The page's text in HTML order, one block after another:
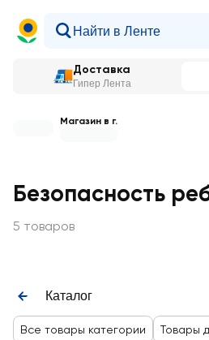
Доставка
Гипер Лента
Магазин в г.
Безопасность
5 товаров
Каталог
Все товары категории Товары